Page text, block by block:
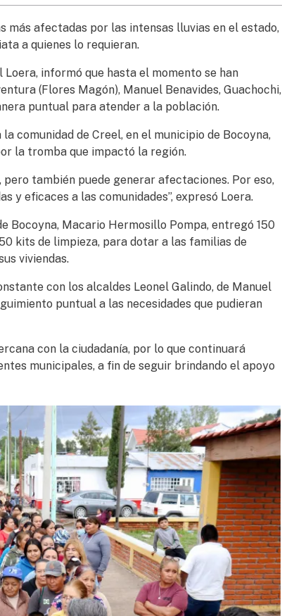
afectadas por las intensas lluvias en el estado,
a quienes lo requieran.
informó que hasta el momento se han
(Flores Magón), Manuel Benavides, Guachochi,
puntual para atender a la población.
comunidad de Creel, en el municipio de Bocoyna,
la tromba que impactó la región.
también puede generar afectaciones. Por eso,
y eficaces a las comunidades”, expresó Loera.
Bocoyna, Macario Hermosillo Pompa, entregó 150
kits de limpieza, para dotar a las familias de
viviendas.
con los alcaldes Leonel Galindo, de Manuel
puntual a las necesidades que pudieran
con la ciudadanía, por lo que continuará
municipales, a fin de seguir brindando el apoyo